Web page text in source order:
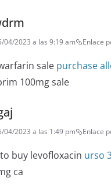
04/2023 a las 9:19 am Enlace
sale purchase
100mg sale
04/2023 a las 1:49 pm Enlace
buy levofloxacin urso
ca